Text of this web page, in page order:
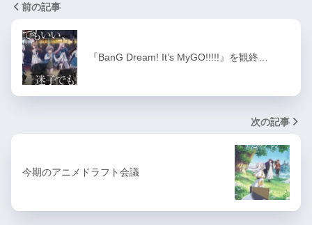
前の記事
『BanG Dream! It’s MyGO!!!!!』を観終…
次の記事
今期のアニメドラフト会議